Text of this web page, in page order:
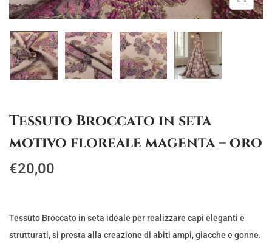
g
a
z
i
e
u
t
o
Tessuto Broccato in seta
motivo floreale magenta – oro
€20,00
Tessuto Broccato in seta ideale per realizzare capi eleganti e
strutturati, si presta alla creazione di abiti ampi, giacche e gonne.